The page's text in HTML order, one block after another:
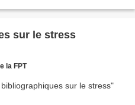
sur le stress
la FPT